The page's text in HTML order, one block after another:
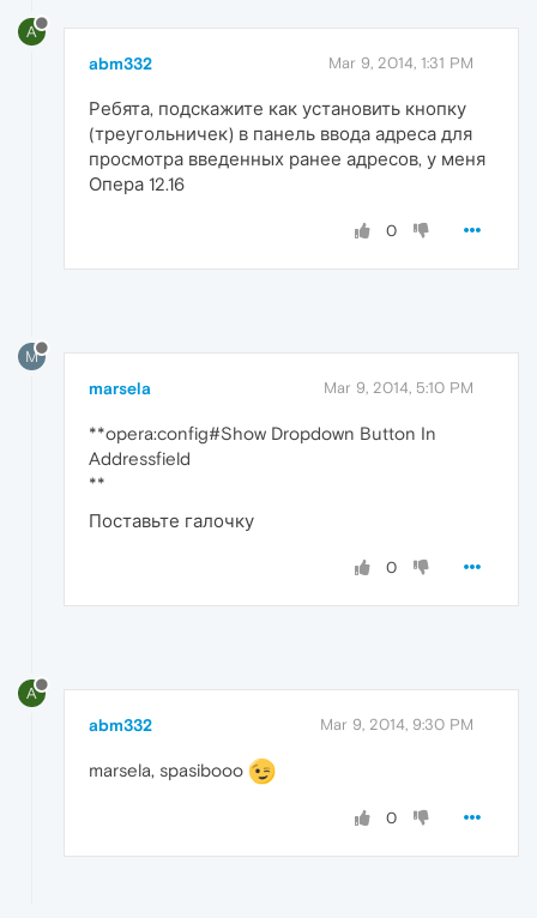
A
abm332 Mar 9, 2014, 1:31 PM
Ребята, подскажите как установить кнопку
(треугольничек) в панель ввода адреса для
просмотра введенных ранее адресов, у меня
Опера 12.16
0
M
marsela Mar 9, 2014, 5:10 PM
**opera:config#Show Dropdown Button In
Addressfield
**
Поставьте галочку
0
A
abm332 Mar 9, 2014, 9:30 PM
marsela, spasibooo
0